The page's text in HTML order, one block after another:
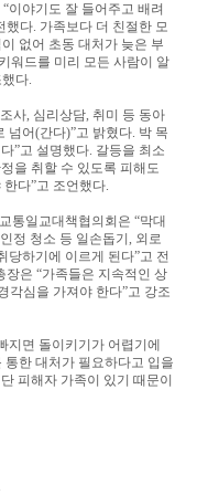
“이야기도 잘 들어주고 배려
했다. 가족보다 더 친절한 모
없어 초동 대처가 늦은 부
워드를 미리 모든 사람이 알
했다.
사, 심리상담, 취미 등 동아
넘어(간다)”고 밝혔다. 박 목
”고 설명했다. 갈등을 최소
을 취할 수 있도록 피해도
한다”고 조언했다.
통일교대책협의회은 “막대
정 청소 등 일손돕기 , 외로
당하기에 이르게 된다”고 전
장은 “가족들은 지속적인 상
각심을 가져야 한다”고 강조
지면 돌이키기가 어렵기에
한 대처가 필요하다고 입을
피해자 가족이 있기 때문이